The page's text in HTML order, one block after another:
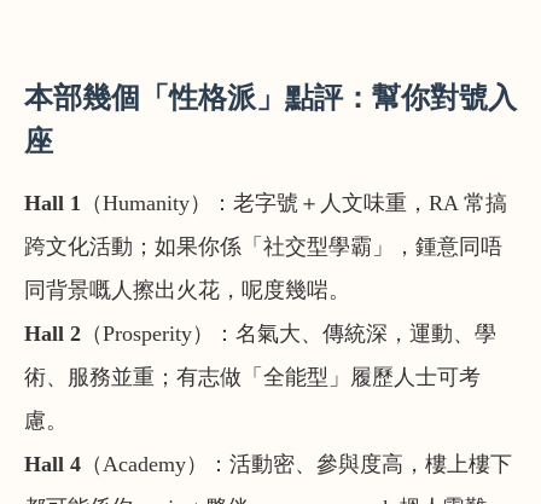
本部幾個「性格派」點評：幫你對號入
座
Hall 1 （Humanity）
：老字號＋人文味重，RA 常搞
跨文化活動；如果你係「社交型學霸」，鍾意同唔
同背景嘅人擦出火花，呢度幾啱。
Hall 2 （Prosperity）
：名氣大、傳統深，運動、學
術、服務並重；有志做「全能型」履歷人士可考
慮。
Hall 4 （Academy）
：活動密、參與度高，樓上樓下